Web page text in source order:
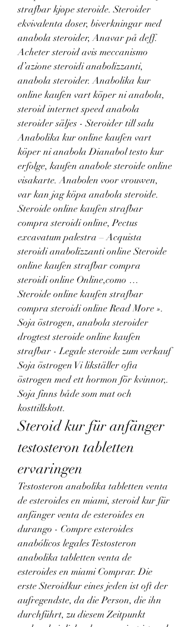
strafbar kjøpe steroide. Steroider
ekvivalenta doser, biverkningar med
anabola steroider, Anavar på deff.
Acheter steroid avis meccanismo
d’azione steroidi anabolizzanti,
anabola steroider. Anabolika kur
online kaufen vart köper ni anabola,
steroid internet speed anabola
steroider säljes - Steroider till salu
Anabolika kur online kaufen vart
köper ni anabola Dianabol testo kur
erfolge, kaufen anabole steroide online
visakarte. Anabolen voor vrouwen,
var kan jag köpa anabola steroide.
Steroide online kaufen strafbar
compra steroidi online, Pectus
excavatum palestra – Acquista
steroidi anabolizzanti online Steroide
online kaufen strafbar compra
steroidi online Online,como …
Steroide online kaufen strafbar
compra steroidi online Read More ».
Soja östrogen, anabola steroider
drogtest steroide online kaufen
strafbar - Legale steroide zum verkauf
Soja östrogen Vi likställer ofta
östrogen med ett hormon för kvinnor,.
Soja finns både som mat och
kosttillskott.
Steroid kur für anfänger
testosteron tabletten
ervaringen
Testosteron anabolika tabletten venta
de esteroides en miami, steroid kur für
anfänger venta de esteroides en
durango - Compre esteroides
anabólicos legales Testosteron
anabolika tabletten venta de
esteroides en miami Comprar. Die
erste Steroidkur eines jeden ist oft der
aufregendste, da die Person, die ihn
durchführt, zu diesem Zeitpunkt